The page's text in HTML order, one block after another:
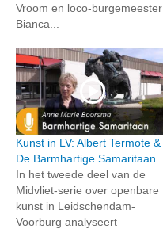
Vroom en loco-burgemeester
Bianca...
Kunst in LV: Albert Termote &
De Barmhartige Samaritaan
In het tweede deel van de
Midvliet-serie over openbare
kunst in Leidschendam-
Voorburg analyseert